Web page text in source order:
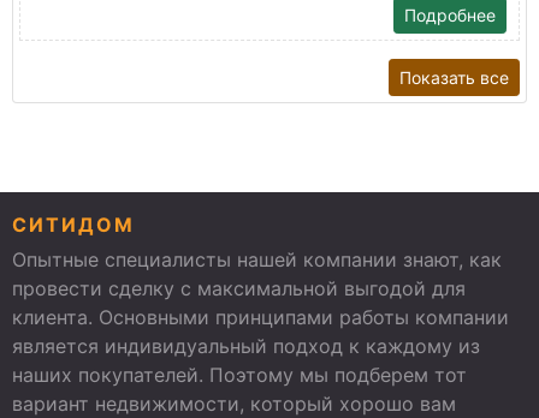
Подробнее
Показать все
СИТИДОМ
Опытные специалисты нашей компании знают, как
провести сделку с максимальной выгодой для
клиента. Основными принципами работы компании
является индивидуальный подход к каждому из
наших покупателей. Поэтому мы подберем тот
вариант недвижимости, который хорошо вам